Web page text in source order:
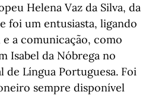
Helena Vaz da Silva, da
foi um entusiasta, ligando
a comunicação, como
Isabel da Nóbrega no
de Língua Portuguesa. Foi
sempre disponível